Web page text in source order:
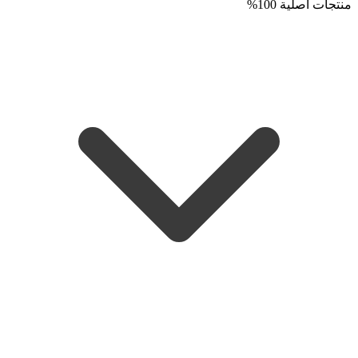
منتجات اصلية 100%